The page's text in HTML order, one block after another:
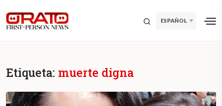
ESPAÑOL
Etiqueta: muerte digna